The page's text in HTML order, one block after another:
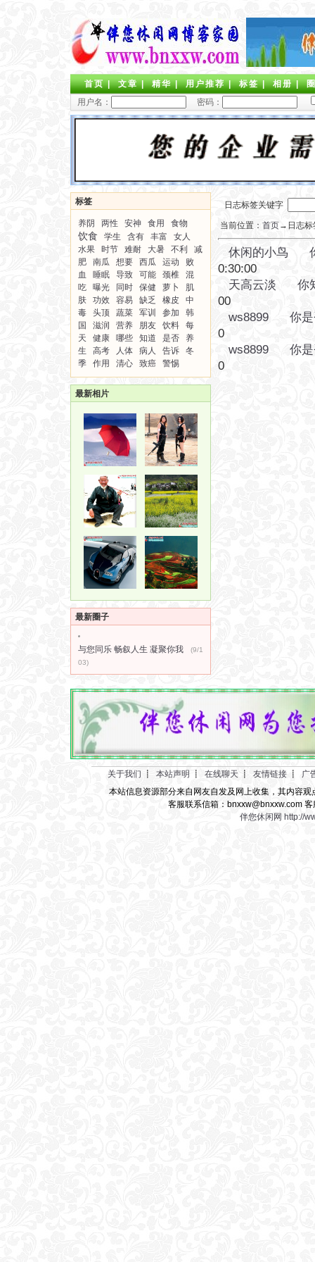
首页|文章|精华|用户推荐|标签|相册|
用户名：
密码：
标签
养阴 两性 安神 食用 食物
饮食 学生 含有 丰富
女人
水果
时节 难耐 大暑 不利
减
肥
南瓜 想要 西瓜 运动
败
血
睡眠 导致 可能 颈椎
混
吃
曝光 同时 保健 萝卜
肌
肤
功效 容易 缺乏 橡皮
中
毒
头顶 蔬菜 军训 参加
韩
国
滋润 营养 朋友 饮料
每
天
健康 哪些 知道 是否
养
生
高考 人体 病人 告诉
冬
季
作用 清心 致癌 警惕
最新相片
最新圈子
与您同乐 畅叙人生 凝聚你我
(9/1
03)
日志标签关键字
当前位置： 首页→日志标
休闲的小鸟
0:30:00
天高云淡
你
00
ws8899
你
0
ws8899
你
0
关于我们 ┋ 本站声明 ┋ 在线聊天 ┋ 友情链接 ┋
广
本站信息资源部分来自网友自发及网上收集，其内容
客服联系信箱：bnxxw@bnxxw.com
伴您休闲网 http://